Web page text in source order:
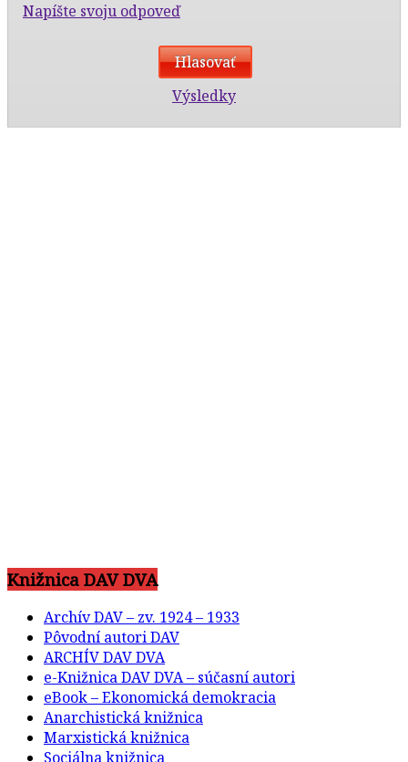
Napíšte svoju odpoveď
Výsledky
Knižnica DAV DVA
Archív DAV – zv. 1924 – 1933
Pôvodní autori DAV
ARCHÍV DAV DVA
e-Knižnica DAV DVA – súčasní autori
eBook – Ekonomická demokracia
Anarchistická knižnica
Marxistická knižnica
Sociálna knižnica